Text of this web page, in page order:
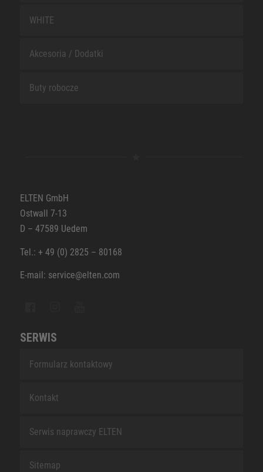
WHITE
Akcesoria / Dodatki
Buty robocze
ELTEN GmbH
Ostwall 7-13
D – 47589 Uedem
Tel.: + 49 (0) 2825 – 80168
E-mail: service@elten.com
SERWIS
Formularz kontaktowy
Kontakt
Serwis naprawczy ELTEN
Sitemap